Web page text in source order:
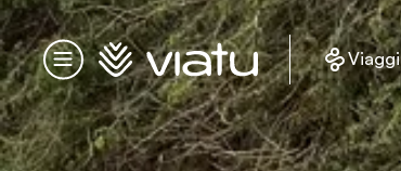
Menu
Homepage Viaggi